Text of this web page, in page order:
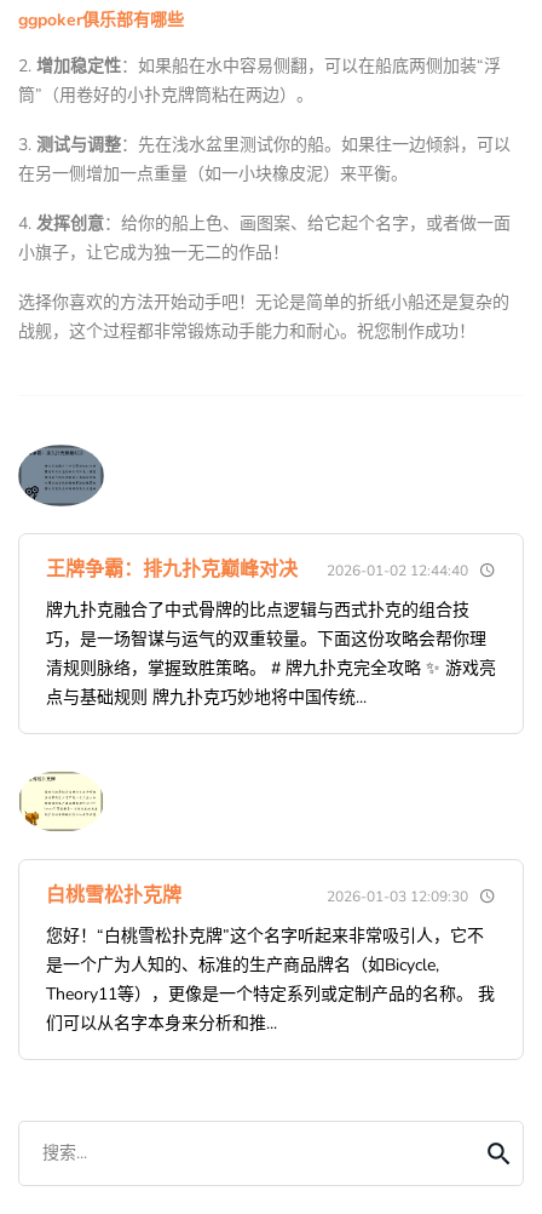
ggpoker俱乐部有哪些
2. 增加稳定性：如果船在水中容易侧翻，可以在船底两侧加装“浮
筒”（用卷好的小扑克牌筒粘在两边）。
3. 测试与调整：先在浅水盆里测试你的船。如果往一边倾斜，可以
在另一侧增加一点重量（如一小块橡皮泥）来平衡。
4. 发挥创意：给你的船上色、画图案、给它起个名字，或者做一面
小旗子，让它成为独一无二的作品！
选择你喜欢的方法开始动手吧！无论是简单的折纸小船还是复杂的
战舰，这个过程都非常锻炼动手能力和耐心。祝您制作成功！
王牌争霸：排九扑克巅峰对决 2026-01-02 12:44:40
牌九扑克融合了中式骨牌的比点逻辑与西式扑克的组合技
巧，是一场智谋与运气的双重较量。下面这份攻略会帮你理
清规则脉络，掌握致胜策略。 # 牌九扑克完全攻略 ✨ 游戏亮
点与基础规则 牌九扑克巧妙地将中国传统...
白桃雪松扑克牌 2026-01-03 12:09:30
您好！“白桃雪松扑克牌”这个名字听起来非常吸引人，它不
是一个广为人知的、标准的生产商品牌名（如Bicycle,
Theory11等），更像是一个特定系列或定制产品的名称。 我
们可以从名字本身来分析和推...
搜索...